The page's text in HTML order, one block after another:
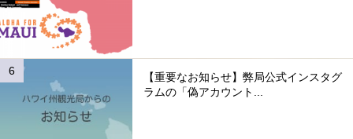
【重要なお知らせ】弊局公式インスタグ
ラムの「偽アカウント...